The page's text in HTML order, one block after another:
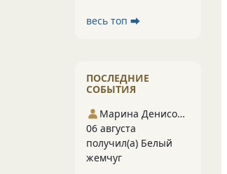
весь топ ⮕
ПОСЛЕДНИЕ
СОБЫТИЯ
Марина Денисова 5
06 августа
получил(а) Белый
жемчуг